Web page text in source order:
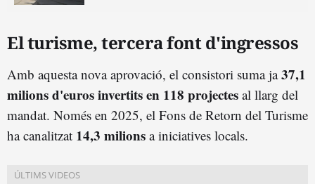
El turisme, tercera font d'ingressos
Amb aquesta nova aprovació, el consistori suma ja37,1
milions d'euros invertits en 118 projectes al llarg del
mandat. Només en 2025, el Fons de Retorn del Turisme
ha canalitzat 14,3 milions a iniciatives locals.